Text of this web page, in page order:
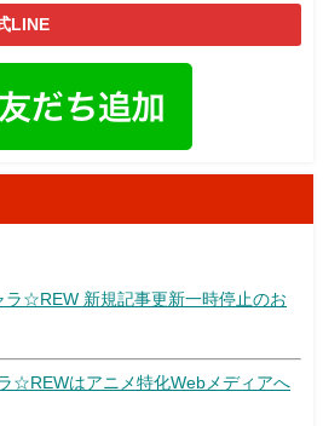
LINE
ラ☆REW 新規記事更新一時停止のお
☆REWはアニメ特化Webメディアへ